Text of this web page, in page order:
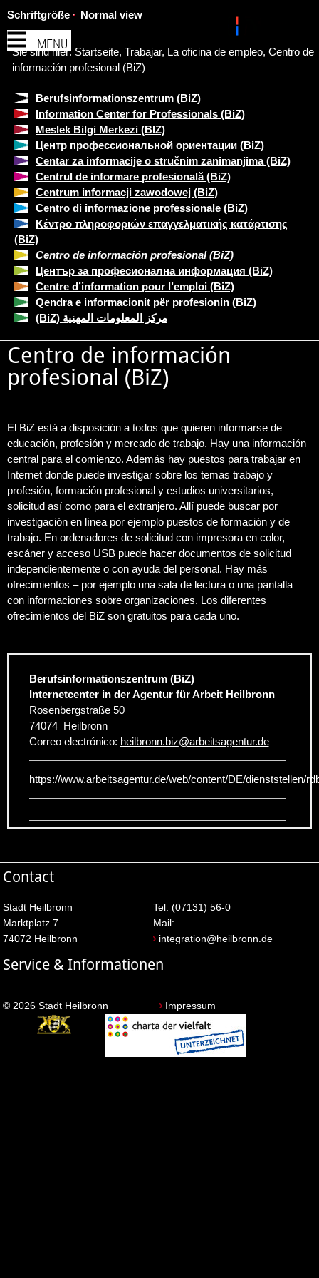
MENU
Schriftgröße Normal view
Sie sind hier: Startseite, Trabajar, La oficina de empleo, Centro de
información profesional (BiZ)
Berufsinformationszentrum (BiZ)
Information Center for Professionals (BiZ)
Meslek Bilgi Merkezi (BIZ)
Центр профессиональной ориентации (BiZ)
Centar za informacije o stručnim zanimanjima (BiZ)
Centrul de informare profesională (BiZ)
Centrum informacji zawodowej (BiZ)
Centro di informazione professionale (BiZ)
Κέντρο πληροφοριών επαγγελματικής κατάρτισης
(BiZ)
Centro de información profesional (BiZ)
Център за професионална информация (BiZ)
Centre d’information pour l’emploi (BiZ)
Qendra e informacionit për profesionin (BiZ)
(BiZ) مركز المعلومات المهنية
Centro de información
profesional (BiZ)
El BiZ está a disposición a todos que quieren informarse de
educación, profesión y mercado de trabajo. Hay una información
central para el comienzo. Además hay puestos para trabajar en
Internet donde puede investigar sobre los temas trabajo y
profesión, formación profesional y estudios universitarios,
solicitud así como para el extranjero. Allí puede buscar por
investigación en línea por ejemplo puestos de formación y de
trabajo. En ordenadores de solicitud con impresora en color,
escáner y acceso USB puede hacer documentos de solicitud
independientemente o con ayuda del personal. Hay más
ofrecimientos – por ejemplo una sala de lectura o una pantalla
con informaciones sobre organizaciones. Los diferentes
ofrecimientos del BiZ son gratuitos para cada uno.
Berufsinformationszentrum (BiZ)
Internetcenter in der Agentur für Arbeit Heilbronn
Rosenbergstraße 50
74074 Heilbronn
Correo electrónico: heilbronn.biz@arbeitsagentur.de
https://www.arbeitsagentur.de/web/content/DE/dienststellen/
Contact
Stadt Heilbronn
Marktplatz 7
74072 Heilbronn
Tel. (07131) 56-0
Mail:
integration@heilbronn.de
Service & Informationen
© 2026 Stadt Heilbronn Impressum